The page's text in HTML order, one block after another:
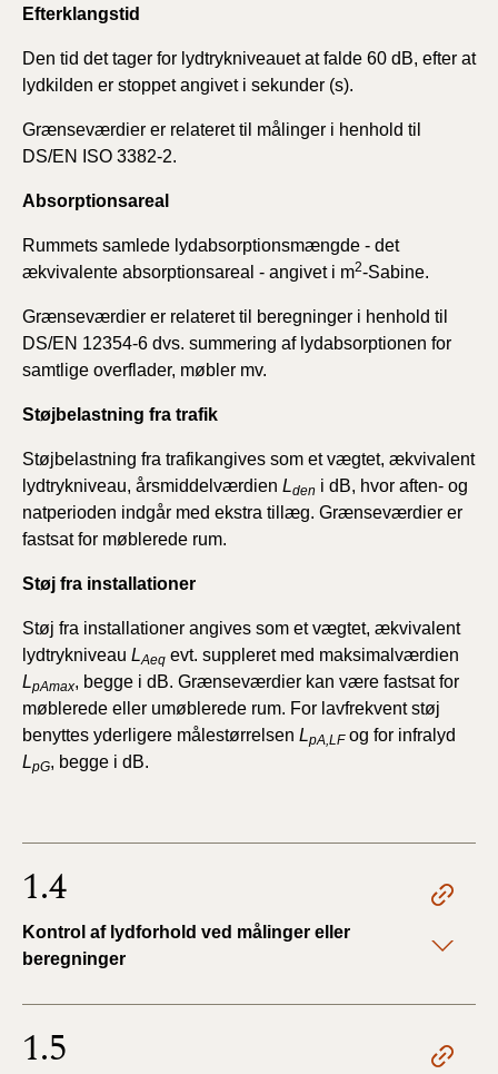
Efterklangstid
Den tid det tager for lydtrykniveauet at falde 60 dB, efter at
lydkilden er stoppet angivet i sekunder (s).
Grænseværdier er relateret til målinger i henhold til
DS/EN ISO 3382-2.
Absorptionsareal
Rummets samlede lydabsorptionsmængde - det
ækvivalente absorptionsareal - angivet i m2-Sabine.
Grænseværdier er relateret til beregninger i henhold til
DS/EN 12354-6 dvs. summering af lydabsorptionen for
samtlige overflader, møbler mv.
Støjbelastning fra trafik
Støjbelastning fra trafikangives som et vægtet, ækvivalent
lydtrykniveau, årsmiddelværdien Lden i dB, hvor aften- og
natperioden indgår med ekstra tillæg. Grænseværdier er
fastsat for møblerede rum.
Støj fra installationer
Støj fra installationer angives som et vægtet, ækvivalent
lydtrykniveau LAeq evt. suppleret med maksimalværdien
LpAmax, begge i dB. Grænseværdier kan være fastsat for
møblerede eller umøblerede rum. For lavfrekvent støj
benyttes yderligere målestørrelsen LpA,LFog for infralyd
LpG, begge i dB.
1.4
Kontrol af lydforhold ved målinger eller
beregninger
1.5